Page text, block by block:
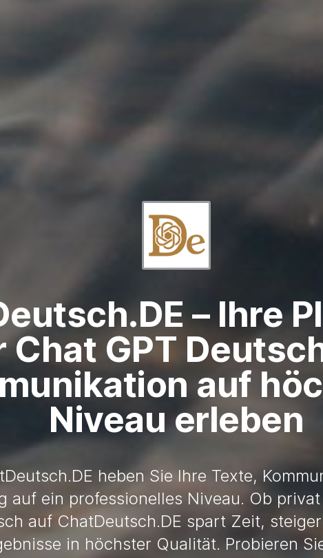
– Ihre
Chat GPT
auf
Niveau erleben
heben Sie Ihre Texte,
auf ein professionelles Niveau. Ob
auf ChatDeutsch.DE spart Zeit,
in höchster Qualität. Probieren